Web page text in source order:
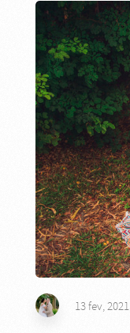
13 fev, 2021